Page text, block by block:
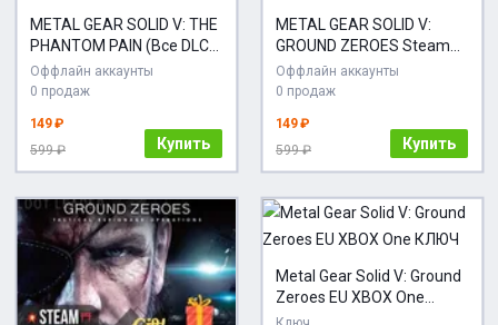
METAL GEAR SOLID V: THE
PHANTOM PAIN (Все DLC) |
Steam Offline | + игра в
подарок
Оффлайн аккаунты
0 продаж
149 ₽
599 ₽
Купить
METAL GEAR SOLID V:
GROUND ZEROES Steam
ОФФЛАЙН-аккаунт |
Автовыдача 24/7
Оффлайн аккаунты
0 продаж
149 ₽
599 ₽
Купить
Metal Gear Solid V: Ground
Zeroes EU XBOX One
КЛЮЧ